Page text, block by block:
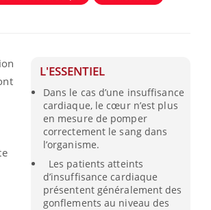
L'ESSENTIEL
Dans le cas d’une insuffisance
cardiaque, le cœur n’est plus
en mesure de pomper
correctement le sang dans
l’organisme.
Les patients atteints
d’insuffisance cardiaque
présentent généralement des
gonflements au niveau des